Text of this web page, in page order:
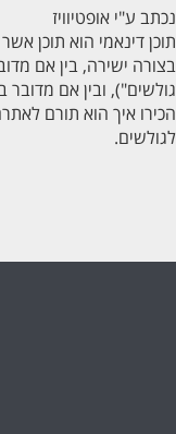
ע"י אופטיוויז
דינאמי הוא תוכן אשר
ישירה, בין אם
ובין אם מדובר
איך הוא תורם לאתרם,